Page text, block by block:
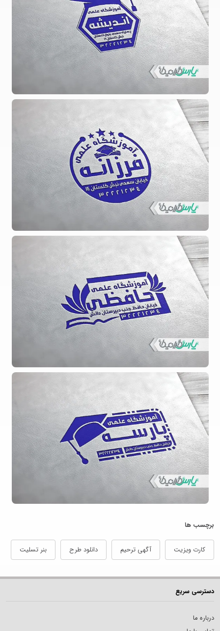
برچسب ها
کارت ویزیت آگهی ترحیم دانلود طرح بنر تسلیت
دسترسی سریع
درباره ما